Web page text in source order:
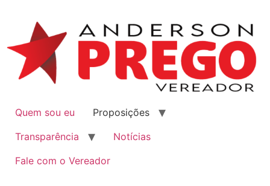
Quem sou eu
Proposições
Transparência
Notícias
Fale com o Vereador